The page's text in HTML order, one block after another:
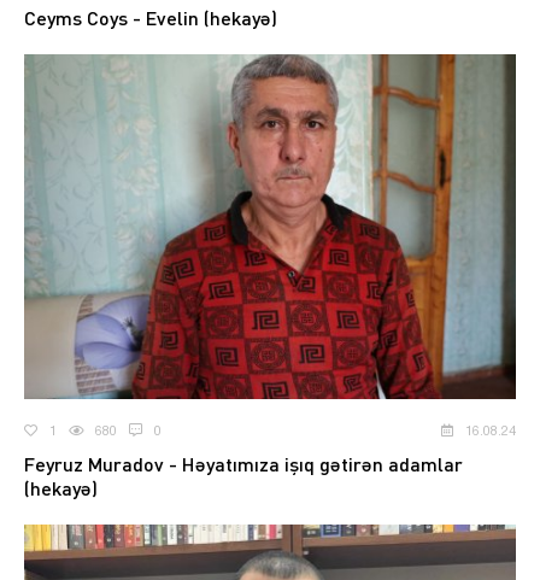
Ceyms Coys - Evelin (hekayə)
1 680 0 16.08.24
Feyruz Muradov - Həyatımıza işıq gətirən adamlar
(hekayə)